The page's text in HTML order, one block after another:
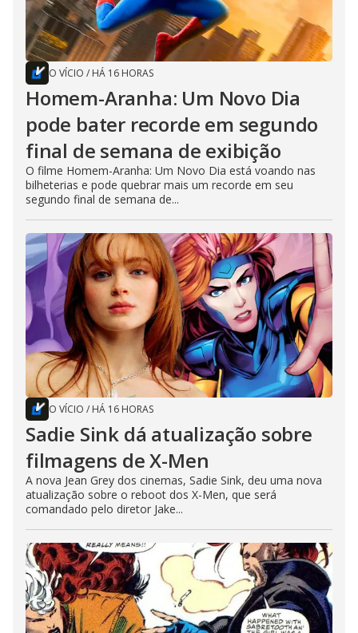
O VÍCIO / HÁ 16 HORAS
Homem-Aranha: Um Novo Dia
pode bater recorde em segundo
final de semana de exibição
O filme Homem-Aranha: Um Novo Dia está voando nas
bilheterias e pode quebrar mais um recorde em seu
segundo final de semana de...
O VÍCIO / HÁ 16 HORAS
Sadie Sink dá atualização sobre
filmagens de X-Men
A nova Jean Grey dos cinemas, Sadie Sink, deu uma nova
atualização sobre o reboot dos X-Men, que será
comandado pelo diretor Jake...